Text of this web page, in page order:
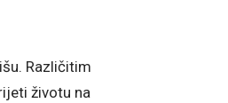
Različitim
životu na